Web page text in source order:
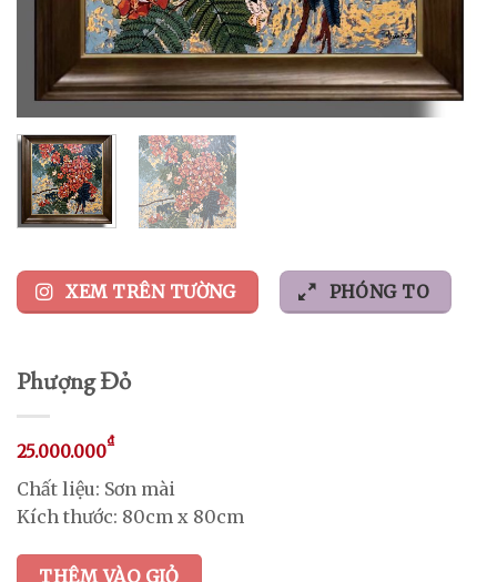
XEM TRÊN TƯỜNG PHÓNG TO
Phượng Đỏ
25.000.000₫
Chất liệu: Sơn mài
Kích thước: 80cm x 80cm
THÊM VÀO GIỎ